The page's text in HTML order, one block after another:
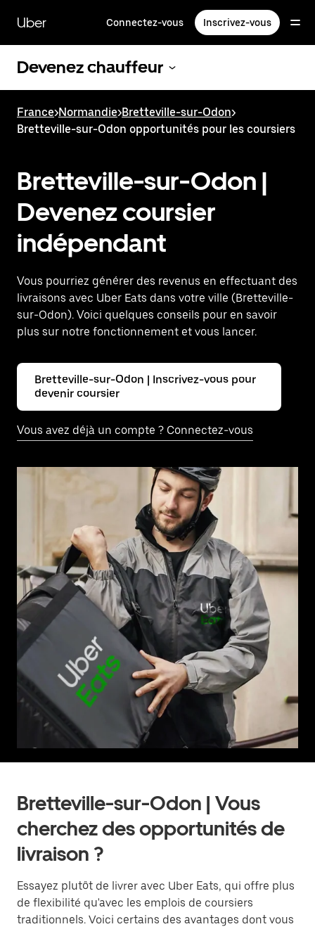
contenu
principal
Uber Connectez-vous Inscrivez-vous
Devenez chauffeur
France>Normandie>Bretteville-sur-Odon>
Bretteville-sur-Odon opportunités pour les coursiers
Bretteville-sur-Odon |
Devenez coursier
indépendant
Vous pourriez générer des revenus en effectuant des
livraisons avec Uber Eats dans votre ville (Bretteville-
sur-Odon). Voici quelques conseils pour en savoir
plus sur notre fonctionnement et vous lancer.
Bretteville-sur-Odon | Inscrivez-vous pour
devenir coursier
Vous avez déjà un compte ? Connectez-vous
Bretteville-sur-Odon | Vous
cherchez des opportunités de
livraison ?
Essayez plutôt de livrer avec Uber Eats, qui offre plus
de flexibilité qu'avec les emplois de coursiers
traditionnels. Voici certains des avantages dont vous